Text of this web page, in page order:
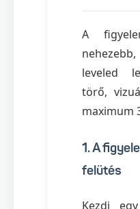
A
leveled
törő,
maximum
1. A
felütés
Kezdj